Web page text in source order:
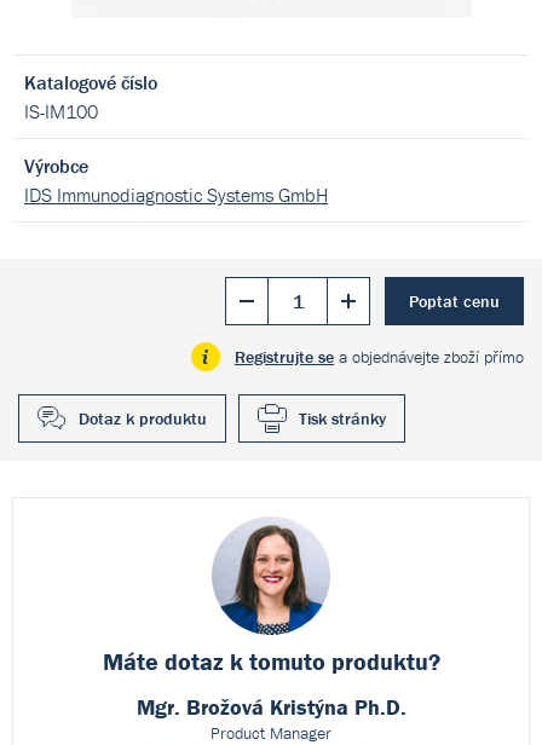
Katalogové číslo
IS-IM100
Výrobce
IDS Immunodiagnostic Systems GmbH
Poptat cenu
Registrujte se a objednávejte zboží přímo
Dotaz k produktu Tisk stránky
Máte dotaz k tomuto produktu?
Mgr. Brožová Kristýna Ph.D.
Product Manager